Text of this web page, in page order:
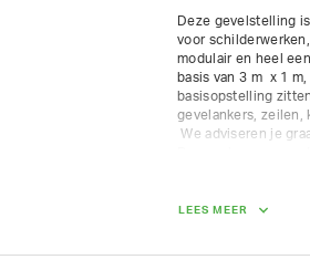
Deze gevelstelling
voor
modulair en heel
basis van 3 m  x 1
basisopstelling
gevelankers, zeilen,
We adviseren je graag voor de juiste opstelling.
Belastingsklasse 4
LEES MEER